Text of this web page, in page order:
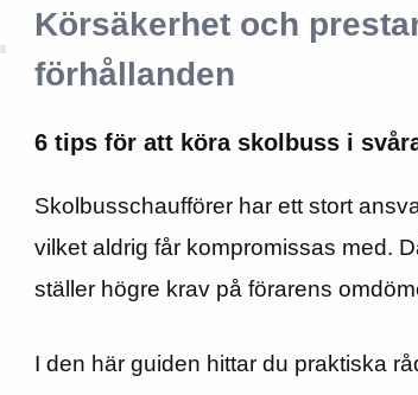
Körsäkerhet och
förhållanden
6 tips för att köra skolbuss i
Skolbusschaufförer har ett stort
vilket aldrig får kompromissas med.
ställer högre krav på förarens
I den här guiden hittar du praktiska